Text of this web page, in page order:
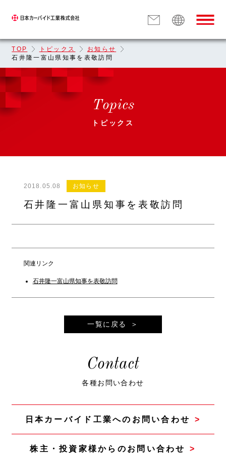
TOP トピックス
お知らせ
石井隆一富山県知事を表敬訪問
Topics
トピックス
2018.05.08 お知らせ
石井隆一富山県知事を表敬訪問
関連リンク
石井隆一富山県知事を表敬訪問
一覧に戻る
Contact
各種お問い合わせ
日本カーバイド工業へのお問い合わせ
株主・投資家様からのお問い合わせ